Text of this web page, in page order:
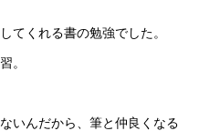
てくれる書の勉強でした。
。
いんだから、筆と仲良くなる